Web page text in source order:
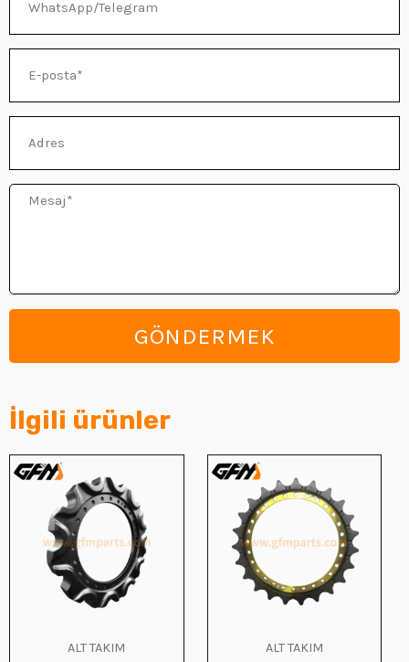
Mesaj
GÖNDERMEK
İlgili ürünler
ALT TAKIM ALT TAKIM